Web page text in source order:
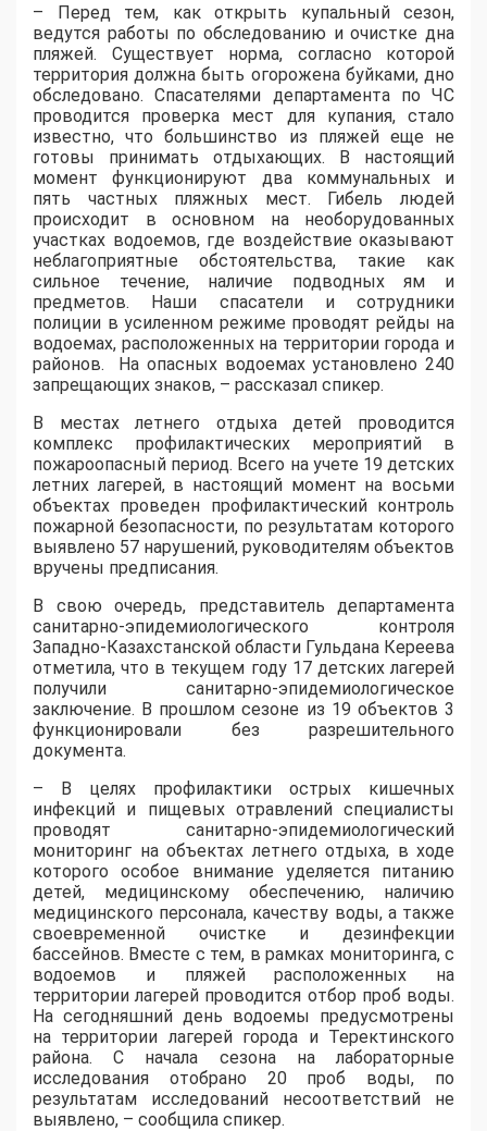
– Перед тем, как открыть купальный сезон,
ведутся работы по обследованию и очистке дна
пляжей. Существует норма, согласно которой
территория должна быть огорожена буйками, дно
обследовано. Спасателями департамента по ЧС
проводится проверка мест для купания, стало
известно, что большинство из пляжей еще не
готовы принимать отдыхающих. В настоящий
момент функционируют два коммунальных и
пять частных пляжных мест. Гибель людей
происходит в основном на необорудованных
участках водоемов, где воздействие оказывают
неблагоприятные обстоятельства, такие как
сильное течение, наличие подводных ям и
предметов. Наши спасатели и сотрудники
полиции в усиленном режиме проводят рейды на
водоемах, расположенных на территории города и
районов. На опасных водоемах установлено 240
запрещающих знаков, – рассказал спикер.
В местах летнего отдыха детей проводится
комплекс профилактических мероприятий в
пожароопасный период. Всего на учете 19 детских
летних лагерей, в настоящий момент на восьми
объектах проведен профилактический контроль
пожарной безопасности, по результатам которого
выявлено 57 нарушений, руководителям объектов
вручены предписания.
В свою очередь, представитель департамента
санитарно-эпидемиологического контроля
Западно-Казахстанской области Гульдана Кереева
отметила, что в текущем году 17 детских лагерей
получили санитарно-эпидемиологическое
заключение. В прошлом сезоне из 19 объектов 3
функционировали без разрешительного
документа.
– В целях профилактики острых кишечных
инфекций и пищевых отравлений специалисты
проводят санитарно-эпидемиологический
мониторинг на объектах летнего отдыха, в ходе
которого особое внимание уделяется питанию
детей, медицинскому обеспечению, наличию
медицинского персонала, качеству воды, а также
своевременной очистке и дезинфекции
бассейнов. Вместе с тем, в рамках мониторинга, с
водоемов и пляжей расположенных на
территории лагерей проводится отбор проб воды.
На сегодняшний день водоемы предусмотрены
на территории лагерей города и Теректинского
района. С начала сезона на лабораторные
исследования отобрано 20 проб воды, по
результатам исследований несоответствий не
выявлено, – сообщила спикер.